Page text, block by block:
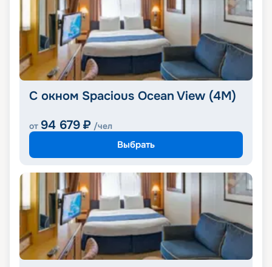
С окном Spacious Ocean View (4M)
от 94 679 ₽ /чел
Выбрать